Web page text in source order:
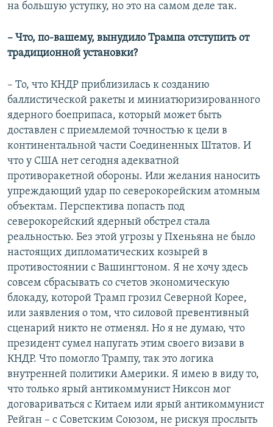
на большую уступку, но это на самом деле так.
– Что, по-вашему, вынудило Трампа отступить от
традиционной установки?
– То, что КНДР приблизилась к созданию
баллистической ракеты и миниатюризированного
ядерного боеприпаса, который может быть
доставлен с приемлемой точностью к цели в
континентальной части Соединенных Штатов. И
что у США нет сегодня адекватной
противоракетной обороны. Или желания наносить
упреждающий удар по северокорейским атомным
объектам. Перспектива попасть под
северокорейский ядерный обстрел стала
реальностью. Без этой угрозы у Пхеньяна не было
настоящих дипломатических козырей в
противостоянии с Вашингтоном. Я не хочу здесь
совсем сбрасывать со счетов экономическую
блокаду, которой Трамп грозил Северной Корее,
или заявления о том, что силовой превентивный
сценарий никто не отменял. Но я не думаю, что
президент сумел напугать этим своего визави в
КНДР. Что помогло Трампу, так это логика
внутренней политики Америки. Я имею в виду то,
что только ярый антикоммунист Никсон мог
договариваться с Китаем или ярый антикоммунист
Рейган – с Советским Союзом, не рискуя прослыть